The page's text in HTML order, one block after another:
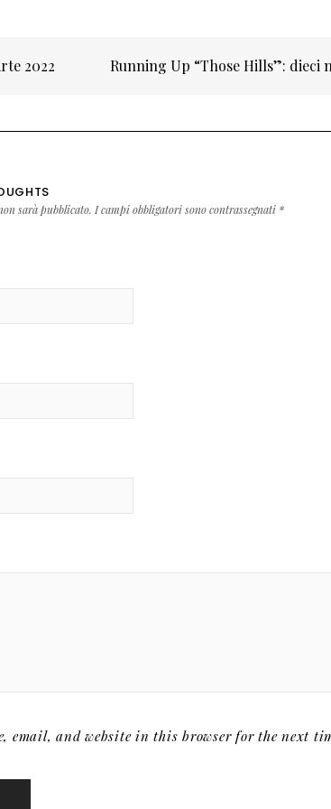
2022 Running Up “Those Hills”:
sarà pubblicato. I campi obbligatori sono contrassegnati *
email, and website in this browser for the next